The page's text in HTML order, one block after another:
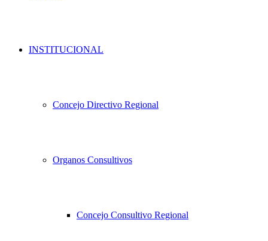
INSTITUCIONAL
Concejo Directivo Regional
Organos Consultivos
Concejo Consultivo Regional